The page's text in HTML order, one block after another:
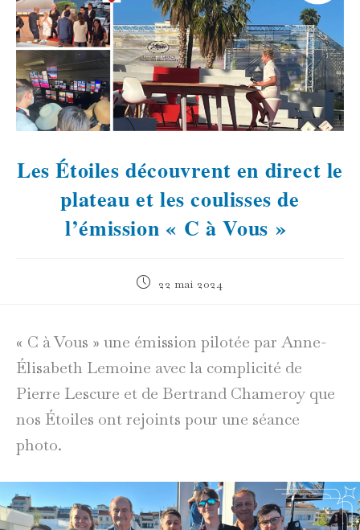
Les Étoiles découvrent en direct le
plateau et les coulisses de
l’émission « C à Vous »
Publication
22 mai 2024
« C à Vous » une émission pilotée par Anne-
Élisabeth Lemoine avec la complicité de
Pierre Lescure et de Bertrand Chameroy que
nos Étoiles ont rejoints pour une séance
photo.